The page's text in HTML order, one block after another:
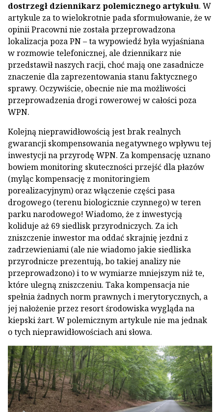
dostrzegł dziennikarz polemicznego artykułu. W
artykule za to wielokrotnie pada sformułowanie, że w
opinii Pracowni nie została przeprowadzona
lokalizacja poza PN – ta wypowiedź była wyjaśniana
w rozmowie telefonicznej, ale dziennikarz nie
przedstawił naszych racji, choć mają one zasadnicze
znaczenie dla zaprezentowania stanu faktycznego
sprawy. Oczywiście, obecnie nie ma możliwości
przeprowadzenia drogi rowerowej w całości poza
WPN.
Kolejną nieprawidłowością jest brak realnych
gwarancji skompensowania negatywnego wpływu tej
inwestycji na przyrodę WPN. Za kompensację uznano
bowiem monitoring skuteczności przejść dla płazów
(myląc kompensację z monitoringiem
porealizacyjnym) oraz włączenie części pasa
drogowego (terenu biologicznie czynnego) w teren
parku narodowego! Wiadomo, że z inwestycją
koliduje aż 69 siedlisk przyrodniczych. Za ich
zniszczenie inwestor ma oddać skrajnię jezdni z
zadrzewieniami (ale nie wiadomo jakie siedliska
przyrodnicze prezentują, bo takiej analizy nie
przeprowadzono) i to w wymiarze mniejszym niż te,
które ulegną zniszczeniu. Taka kompensacja nie
spełnia żadnych norm prawnych i merytorycznych, a
jej nałożenie przez resort środowiska wygląda na
kiepski żart. W polemicznym artykule nie ma jednak
o tych nieprawidłowościach ani słowa.